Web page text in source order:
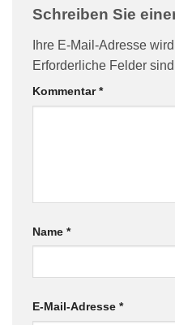
Schreiben Sie
Ihre E-Mail-Adresse
Erforderliche Felder
Kommentar*
Name *
E-Mail-Adresse *